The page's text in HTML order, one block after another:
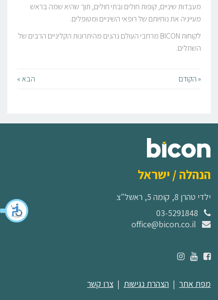
מעבדות שיניים, קופות חולים ובתי חולים, תוך שהיא שמה בראש
מעייניה את נוחיותם של רופאי השיניים ומטופלים.
לקוחות BICON מרחבי העולם נהנים מהיתרונות הקליניים הרבים של
השתלים.
« הקודם הבא »
הנהלה / ישראל
ילדי טהרן 8, קומה 5, ראשל"צ
מפת אתר | הצהרת נגישות | צרו קשר